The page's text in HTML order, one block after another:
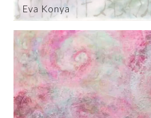
Eva Konya